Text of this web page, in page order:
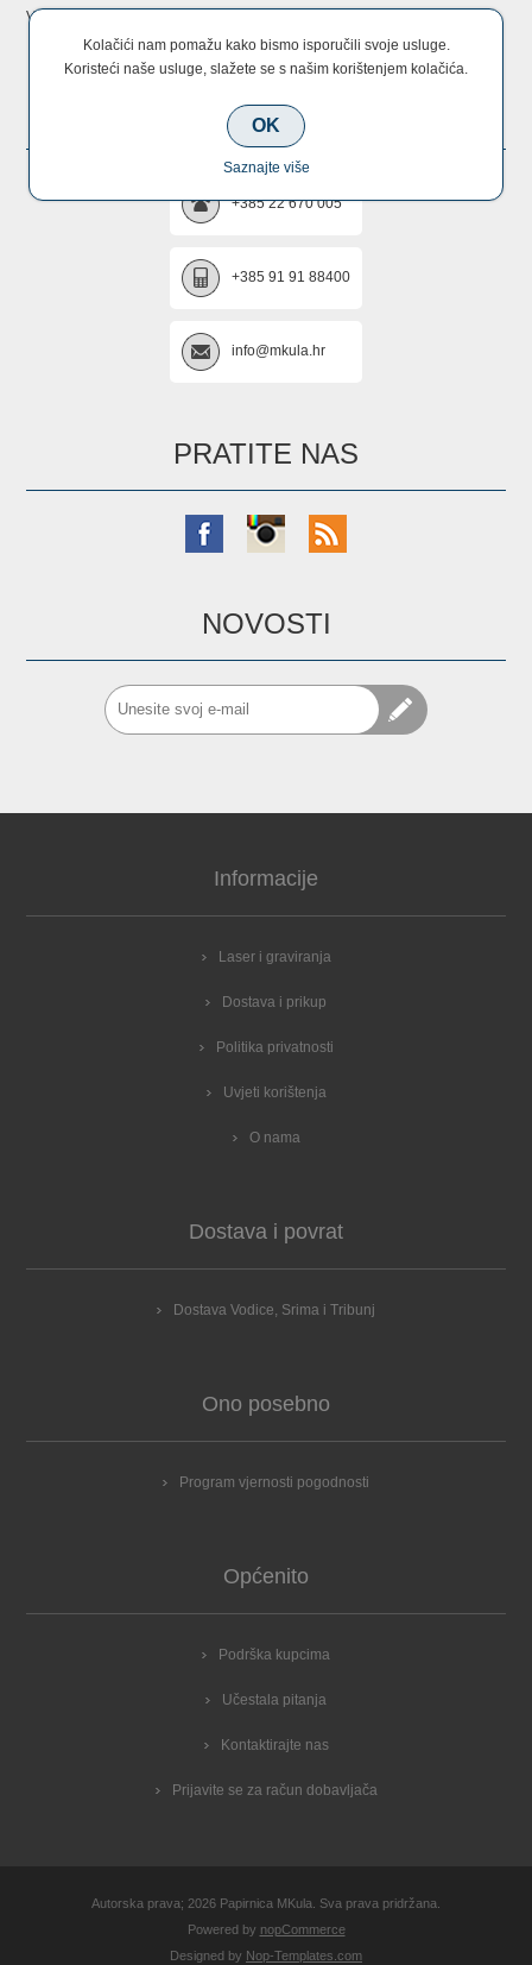
Vaš MKula tim!
KONTAKTIRAJTE NAS
+385 22 670 005
+385 91 91 88400
info@mkula.hr
PRATITE NAS
NOVOSTI
Informacije
Laser i graviranja
Dostava i prikup
Politika privatnosti
Uvjeti korištenja
O nama
Dostava i povrat
Dostava Vodice, Srima i Tribunj
Ono posebno
Program vjernosti pogodnosti
Općenito
Podrška kupcima
Učestala pitanja
Kontaktirajte nas
Prijavite se za račun dobavljača
Autorska prava; 2026 Papirnica MKula. Sva prava pridržana.
Powered by nopCommerce
Designed by Nop-Templates.com
Kolačići nam pomažu kako bismo isporučili svoje usluge.
Koristeći naše usluge, slažete se s našim korištenjem kolačića.
OK
Saznajte više